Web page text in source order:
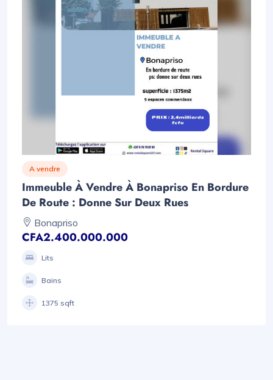
A vendre
Immeuble À Vendre À Bonapriso En Bordure
De Route : Donne Sur Deux Rues
Bonapriso
CFA2.400.000.000
Lits
Bains
1375 sqft